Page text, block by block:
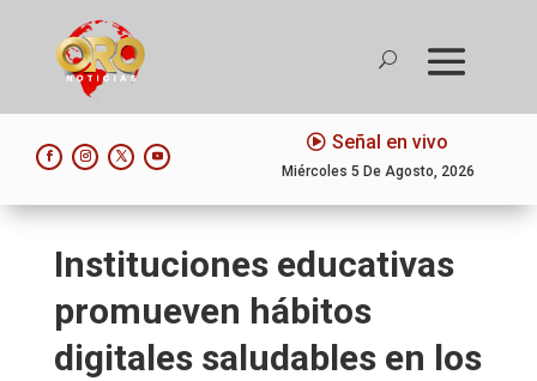
Señal en vivo
Miércoles 5 De Agosto, 2026
Instituciones educativas
promueven hábitos
digitales saludables en los